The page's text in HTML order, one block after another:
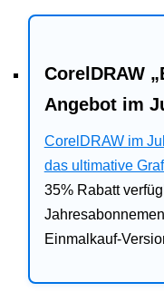
CorelDRAW
Angebot im
CorelDRAW im
das ultimative
35% Rabatt
Einmalkauf-